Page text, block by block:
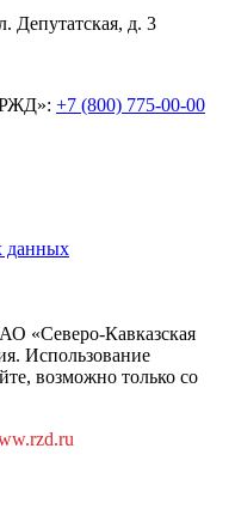
Депутатская, д. 3
+7 (800) 775-00-00
данных
«Северо-Кавказская
Использование
возможно только со